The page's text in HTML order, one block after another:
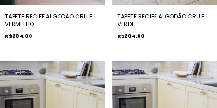
TAPETE RECIFE ALGODÃO CRU E
VERMELHO
R$284,00
TAPETE RECIFE ALGODÃO CRU E
VERDE
R$284,00